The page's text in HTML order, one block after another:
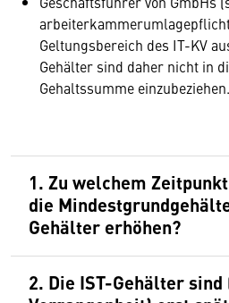
Geltungsbereich des IT-KV
Gehälter sind daher nicht in
Gehaltssumme einzubeziehen.
1. Zu welchem
die
Gehälter erhöhen?
2. Die IST-Gehälter